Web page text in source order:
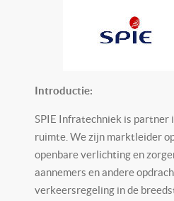
Introductie:
SPIE Infratechniek is partner
ruimte. We zijn marktleider
openbare verlichting en
aannemers en andere
verkeersregeling in de